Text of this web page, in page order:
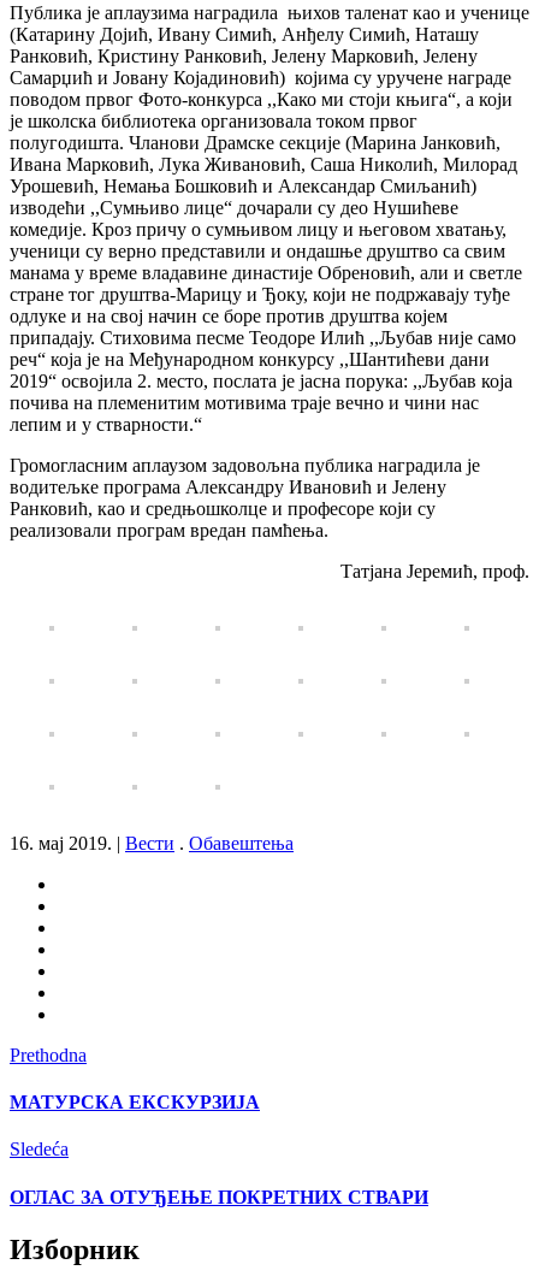
Публика је аплаузима наградила њихов таленат као и ученице
(Катарину Дојић, Ивану Симић, Анђелу Симић, Наташу
Ранковић, Кристину Ранковић, Јелену Марковић, Јелену
Самарџић и Јовану Којадиновић) којима су уручене награде
поводом првог Фото-конкурса ,,Како ми стоји књига“, а који
је школска библиотека организовала током првог
полугодишта. Чланови Драмске секције (Марина Јанковић,
Ивана Марковић, Лука Живановић, Саша Николић, Милорад
Урошевић, Немања Бошковић и Александар Смиљанић)
изводећи ,,Сумњиво лице“ дочарали су део Нушићеве
комедије. Кроз причу о сумњивом лицу и његовом хватању,
ученици су верно представили и ондашње друштво са свим
манама у време владавине династије Обреновић, али и светле
стране тог друштва-Марицу и Ђоку, који не подржавају туђе
одлуке и на свој начин се боре против друштва којем
припадају. Стиховима песме Теодоре Илић ,,Љубав није само
реч“ која је на Међународном конкурсу ,,Шантићеви дани
2019“ освојила 2. место, послата је јасна порука: ,,Љубав која
почива на племенитим мотивима траје вечно и чини нас
лепим и у стварности.“
Громогласним аплаузом задовољна публика наградила је
водитељке програма Александру Ивановић и Јелену
Ранковић, као и средњошколце и професоре који су
реализовали програм вредан памћења.
Татјана Јеремић, проф.
16. мај 2019. | Вести . Обавештења
Prethodna
МАТУРСКА ЕКСКУРЗИЈА
Sledeća
ОГЛАС ЗА ОТУЂЕЊЕ ПОКРЕТНИХ СТВАРИ
Изборник